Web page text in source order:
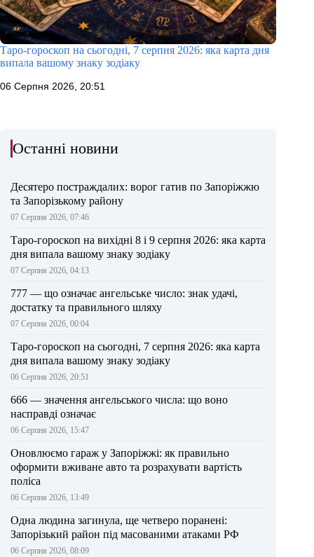
Таро-гороскоп на сьогодні, 7 серпня 2026: яка карта дня
випала вашому знаку зодіаку
06 Серпня 2026, 20:51
Останні новини
Десятеро постраждалих: ворог гатив по Запоріжжю
та Запорізькому району
07 Серпня 2026, 07:46
Таро-гороскоп на вихідні 8 і 9 серпня 2026: яка карта
дня випала вашому знаку зодіаку
07 Серпня 2026, 04:13
777 — що означає ангельське число: знак удачі,
достатку та правильного шляху
07 Серпня 2026, 00:04
Таро-гороскоп на сьогодні, 7 серпня 2026: яка карта
дня випала вашому знаку зодіаку
06 Серпня 2026, 20:51
666 — значення ангельського числа: що воно
насправді означає
06 Серпня 2026, 15:47
Оновлюємо гараж у Запоріжжі: як правильно
оформити вживане авто та розрахувати вартість
поліса
06 Серпня 2026, 13:49
Одна людина загинула, ще четверо поранені:
Запорізький район під масованими атаками РФ
06 Серпня 2026, 08:09